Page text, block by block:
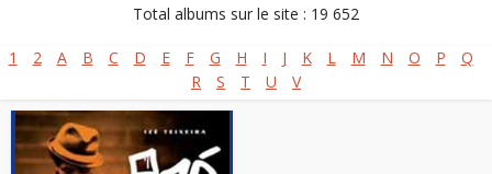
Total albums sur le site : 19 652
1 2 A B C D E F G H I J K L M N O P
Q
R
S T U V